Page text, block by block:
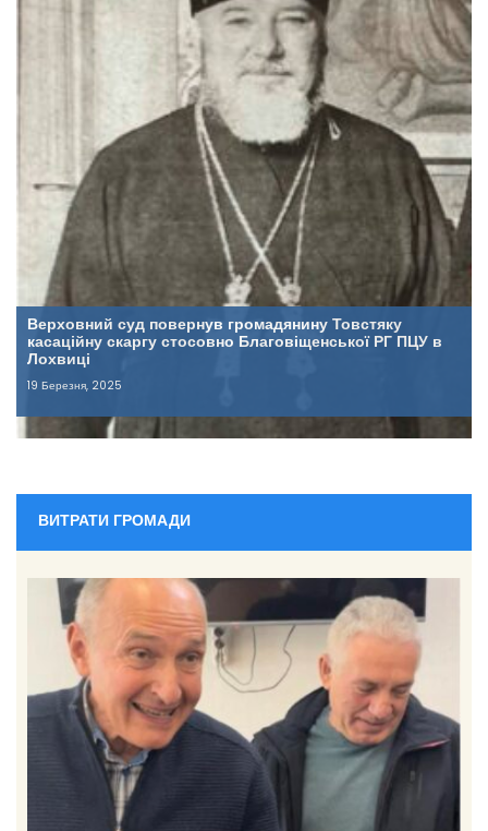
Верховний суд повернув громадянину Товстяку
касаційну скаргу стосовно Благовіщенської РГ ПЦУ в
Лохвиці
19 Березня, 2025
ВИТРАТИ ГРОМАДИ